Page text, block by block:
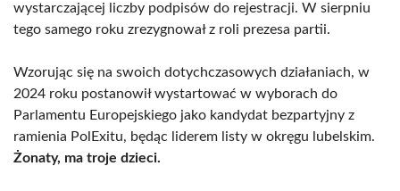
wystarczającej liczby podpisów do rejestracji. W sierpniu
tego samego roku zrezygnował z roli prezesa partii.
Wzorując się na swoich dotychczasowych działaniach, w
2024 roku postanowił wystartować w wyborach do
Parlamentu Europejskiego jako kandydat bezpartyjny z
ramienia PolExitu, będąc liderem listy w okręgu lubelskim.
Żonaty, ma troje dzieci.